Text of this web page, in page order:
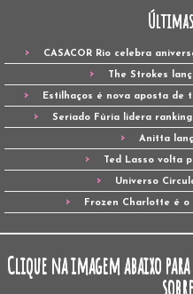
CASACOR Rio celebra
The Strokes
Estilhaços é nova aposta de
Seriado Fúria lidera
Anitta
Ted Lasso volta
Universo
Frozen Charlotte é o
Clique na imagem abaixo